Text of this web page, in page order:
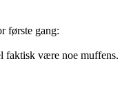
første gang:
faktisk være noe muffens.